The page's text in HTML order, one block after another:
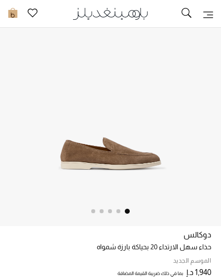
0 تخفيضات
خصم حتى 70%
تسوقوا الآن
دوكالس
حذاء سهل الارتداء 20 بحياكة بارزة شمواه
الموسم الجديد
1,940 د.إ بما في ذلك ضريبة القيمة المضافة